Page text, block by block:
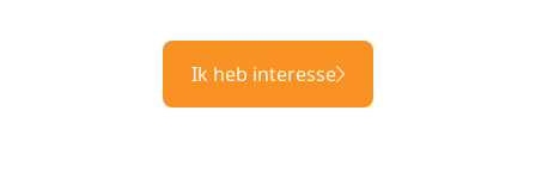
Ik heb interesse